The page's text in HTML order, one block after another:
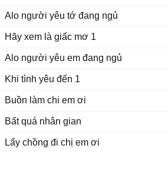
Alo người yêu tớ đang ngủ
Hãy xem là giấc mơ 1
Alo người yêu em đang ngủ
Khi tình yêu đến 1
Buồn làm chi em ơi
Bất quá nhân gian
Lấy chồng đi chị em ơi